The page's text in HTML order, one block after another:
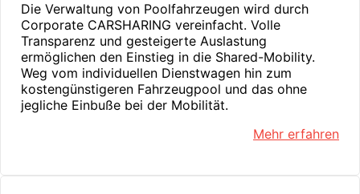
Die Verwaltung von Poolfahrzeugen wird durch
Corporate CARSHARING vereinfacht. Volle
Transparenz und gesteigerte Auslastung
ermöglichen den Einstieg in die Shared-Mobility.
Weg vom individuellen Dienstwagen hin zum
kostengünstigeren Fahrzeugpool und das ohne
jegliche Einbuße bei der Mobilität.
Mehr erfahren